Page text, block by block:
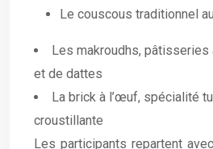
Le couscous traditionnel
Les makroudhs,
et de dattes
La brick à l’œuf, spécialité
croustillante
Les participants repartent